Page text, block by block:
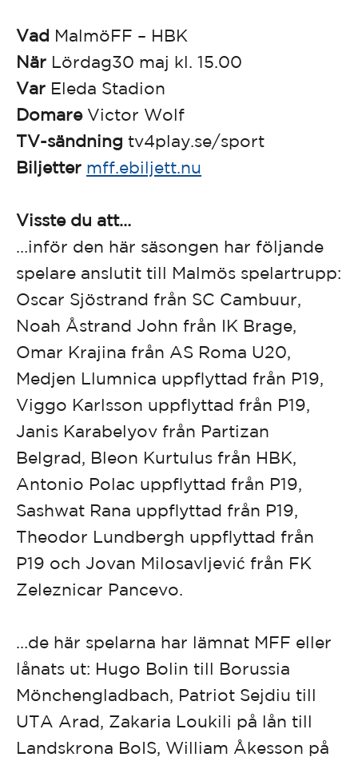
Vad MalmöFF – HBK
När Lördag30 maj kl. 15.00
Var Eleda Stadion
Domare Victor Wolf
TV-sändning tv4play.se/sport
Biljetter mff.ebiljett.nu
Visste du att…
…inför den här säsongen har följande
spelare anslutit till Malmös spelartrupp:
Oscar Sjöstrand från SC Cambuur,
Noah Åstrand John från IK Brage,
Omar Krajina från AS Roma U20,
Medjen Llumnica uppflyttad från P19,
Viggo Karlsson uppflyttad från P19,
Janis Karabelyov från Partizan
Belgrad, Bleon Kurtulus från HBK,
Antonio Polac uppflyttad från P19,
Sashwat Rana uppflyttad från P19,
Theodor Lundbergh uppflyttad från
P19 och Jovan Milosavljević från FK
Zeleznicar Pancevo.
…de här spelarna har lämnat MFF eller
lånats ut: Hugo Bolin till Borussia
Mönchengladbach, Patriot Sejdiu till
UTA Arad, Zakaria Loukili på lån till
Landskrona BoIS, William Åkesson på